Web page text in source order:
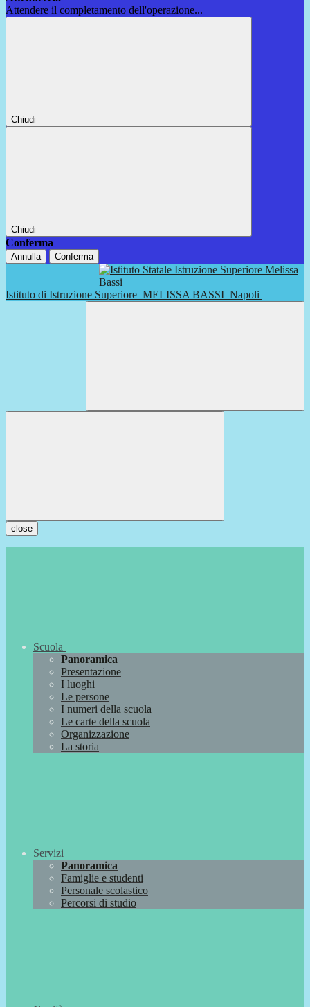
Attendere il completamento dell'operazione...
Chiudi
Chiudi
Conferma
Annulla Conferma
Istituto di Istruzione Superiore MELISSA BASSI Napoli
close
Scuola
Panoramica
Presentazione
I luoghi
Le persone
I numeri della scuola
Le carte della scuola
Organizzazione
La storia
Servizi
Panoramica
Famiglie e studenti
Personale scolastico
Percorsi di studio